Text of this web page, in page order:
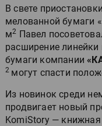
В свете
мелованной бумаги
м2 Павел
расширение линейки
бумаги компании
2 могут спасти
Из новинок среди
продвигает новый
KomiStory — книжная